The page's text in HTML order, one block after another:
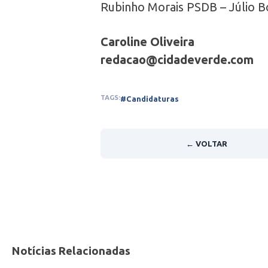
Rubinho Morais PSDB – Júlio
Caroline Oliveira
redacao@cidadeverde.com
TAGS:#Candidaturas
← VOLTAR
Notícias Relacionadas